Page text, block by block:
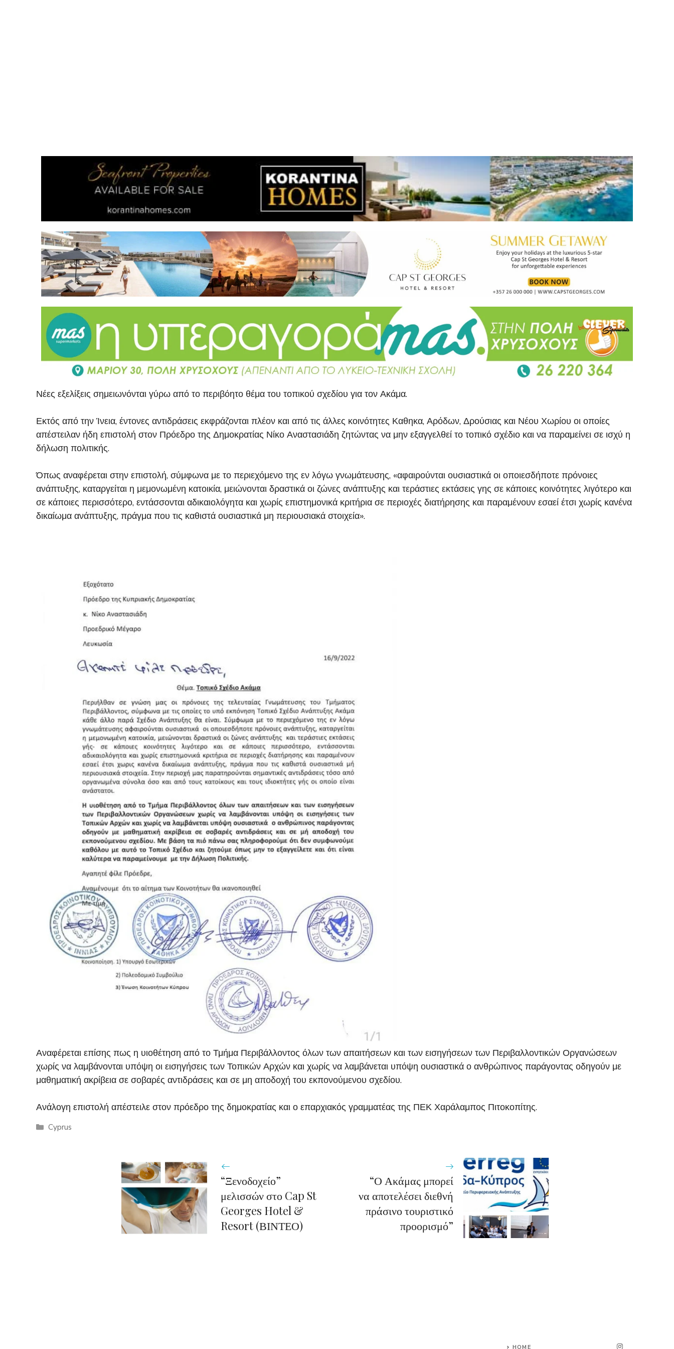
Νέες εξελίξεις σημειωνόνται γύρω από το περιβόητο θέμα του τοπικού σχεδίου για τον Ακάμα.
Εκτός από την Ίνεια, έντονες αντιδράσεις εκφράζονται πλέον και από τις άλλες κοινότητες Καθηκα, Αρόδων, Δρούσιας και Νέου Χωρίου οι οποίες
απέστειλαν ήδη επιστολή στον Πρόεδρο της Δημοκρατίας Νίκο Αναστασιάδη ζητώντας να μην εξαγγελθεί το τοπικό σχέδιο και να παραμείνει σε ισχύ η
δήλωση πολιτικής.
Όπως αναφέρεται στην επιστολή, σύμφωνα με το περιεχόμενο της εν λόγω γνωμάτευσης, «αφαιρούνται ουσιαστικά οι οποιεσδήποτε πρόνοιες
ανάπτυξης, καταργείται η μεμονωμένη κατοικία, μειώνονται δραστικά οι ζώνες ανάπτυξης και τεράστιες εκτάσεις γης σε κάποιες κοινότητες λιγότερο και
σε κάποιες περισσότερο, εντάσσονται αδικαιολόγητα και χωρίς επιστημονικά κριτήρια σε περιοχές διατήρησης και παραμένουν εσαεί έτσι χωρίς κανένα
δικαίωμα ανάπτυξης, πράγμα που τις καθιστά ουσιαστικά μη περιουσιακά στοιχεία».
Αναφέρεται επίσης πως η υιοθέτηση από το Τμήμα Περιβάλλοντος όλων των απαιτήσεων και των εισηγήσεων των Περιβαλλοντικών Οργανώσεων
χωρίς να λαμβάνονται υπόψη οι εισηγήσεις των Τοπικών Αρχών και χωρίς να λαμβάνεται υπόψη ουσιαστικά ο ανθρώπινος παράγοντας οδηγούν με
μαθηματική ακρίβεια σε σοβαρές αντιδράσεις και σε μη αποδοχή του εκπονούμενου σχεδίου.
Ανάλογη επιστολή απέστειλε στον πρόεδρο της δημοκρατίας και ο επαρχιακός γραμματέας της ΠΕΚ Χαράλαμπος Πιτοκοπίτης.
Categories
Cyprus
“Ξενοδοχείο”
μελισσών στο Cap St
Georges Hotel &
Resort (ΒΙΝΤΕΟ)
“Ο Ακάμας μπορεί
να αποτελέσει διεθνή
πράσινο τουριστικό
προορισμό”
HOME